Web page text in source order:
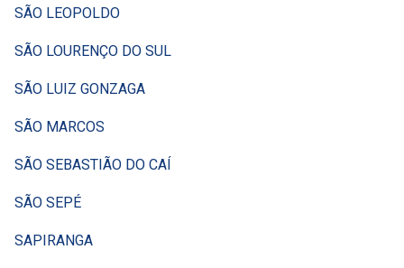
SÃO LEOPOLDO
SÃO LOURENÇO DO SUL
SÃO LUIZ GONZAGA
SÃO MARCOS
SÃO SEBASTIÃO DO CAÍ
SÃO SEPÉ
SAPIRANGA